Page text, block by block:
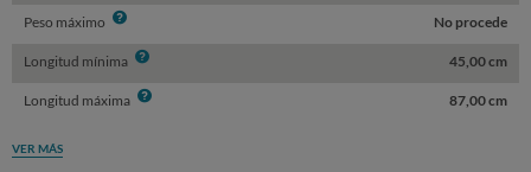
Peso máximo Info No procede
Longitud mínima Info 45,00 cm
Longitud máxima Info 87,00 cm
VER MÁS